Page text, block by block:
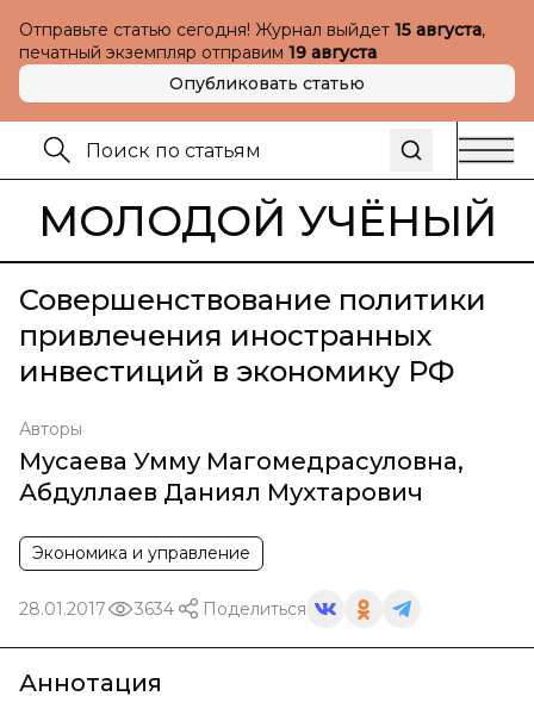
Отправьте статью сегодня! Журнал выйдет 15 августа,
печатный экземпляр отправим 19 августа
Опубликовать статью
МОЛОДОЙ УЧЁНЫЙ
Совершенствование политики
привлечения иностранных
инвестиций в экономику РФ
Авторы
Мусаева Умму Магомедрасуловна,
Абдуллаев Даниял Мухтарович
Экономика и управление
28.01.2017 3634 Поделиться
Аннотация